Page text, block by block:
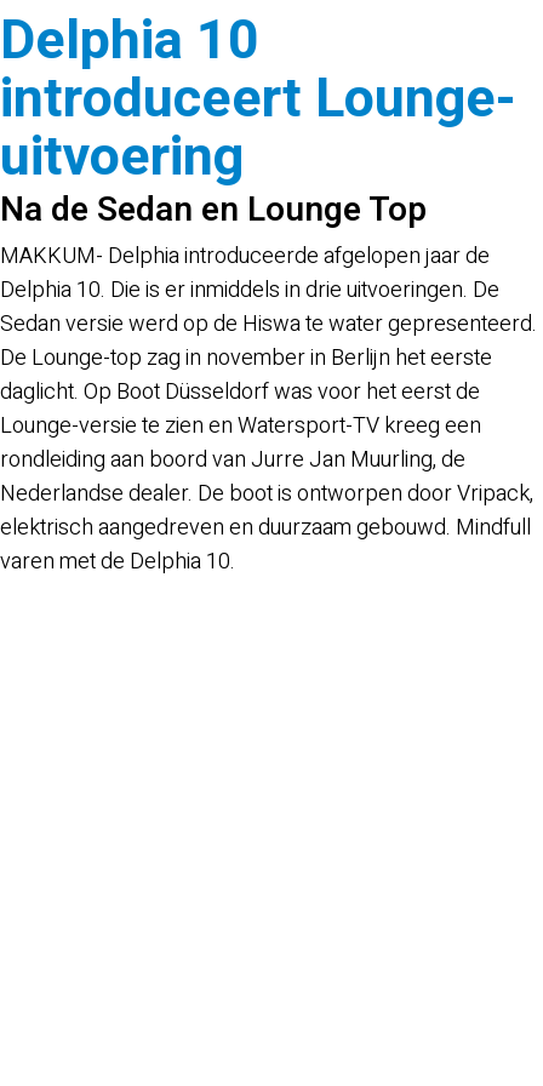
Delphia 10
introduceert Lounge-
uitvoering
Na de Sedan en Lounge Top
MAKKUM- Delphia introduceerde afgelopen jaar de
Delphia 10. Die is er inmiddels in drie uitvoeringen. De
Sedan versie werd op de Hiswa te water gepresenteerd.
De Lounge-top zag in november in Berlijn het eerste
daglicht. Op Boot Düsseldorf was voor het eerst de
Lounge-versie te zien en Watersport-TV kreeg een
rondleiding aan boord van Jurre Jan Muurling, de
Nederlandse dealer. De boot is ontworpen door Vripack,
elektrisch aangedreven en duurzaam gebouwd. Mindfull
varen met de Delphia 10.